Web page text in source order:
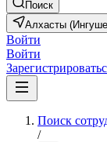
Поиск
Алхасты
Войти
Войти
Поиск
/